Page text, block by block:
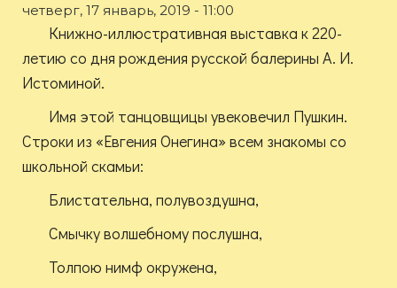
четверг, 17 январь, 2019 - 11:00
Книжно-иллюстративная выставка к 220-
летию со дня рождения русской балерины А. И.
Истоминой.
Имя этой танцовщицы увековечил Пушкин.
Строки из «Евгения Онегина» всем знакомы со
школьной скамьи:
Блистательна, полувоздушна,
Смычку волшебному послушна,
Толпою нимф окружена,